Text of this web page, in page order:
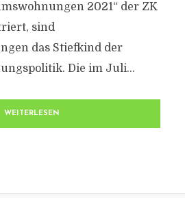
2021“ der ZK
sind
das Stiefkind der
Die im Juli...
WEITERLESEN